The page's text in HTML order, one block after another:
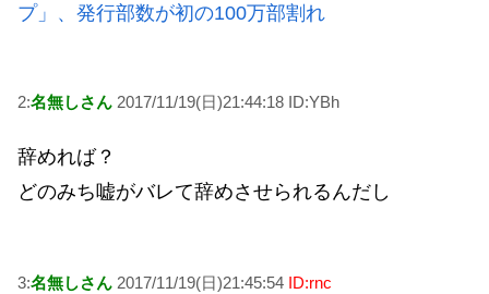
プ」、発行部数が初の100万部割れ
2:名無しさん 2017/11/19(日)21:44:18 ID:YBh
辞めれば？
どのみち嘘がバレて辞めさせられるんだし
3:名無しさん 2017/11/19(日)21:45:54 ID:rnc